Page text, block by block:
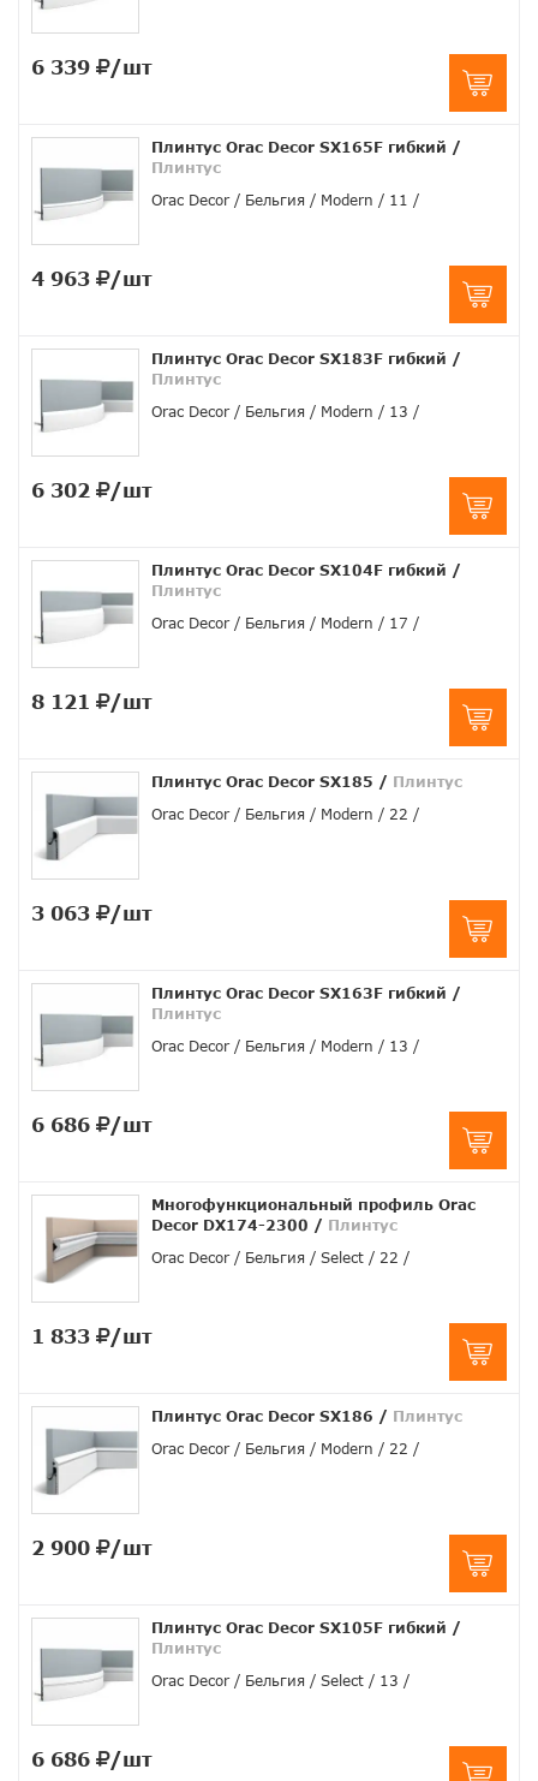
6 339 /шт
Плинтус Orac Decor SX165F гибкий /
Плинтус
Orac Decor
Бельгия Modern 11
4 963 /шт
Плинтус Orac Decor SX183F гибкий /
Плинтус
Orac Decor
Бельгия Modern 13
6 302 /шт
Плинтус Orac Decor SX104F гибкий /
Плинтус
Orac Decor
Бельгия Modern 17
8 121 /шт
Плинтус Orac Decor SX185 / Плинтус
Orac Decor
Бельгия Modern 22
3 063 /шт
Плинтус Orac Decor SX163F гибкий /
Плинтус
Orac Decor
Бельгия Modern 13
6 686 /шт
Многофункциональный профиль Orac
Decor DX174-2300 / Плинтус
Orac Decor
Бельгия Select 22
1 833 /шт
Плинтус Orac Decor SX186 / Плинтус
Orac Decor
Бельгия Modern 22
2 900 /шт
Плинтус Orac Decor SX105F гибкий /
Плинтус
Orac Decor
Бельгия Select 13
6 686 /шт